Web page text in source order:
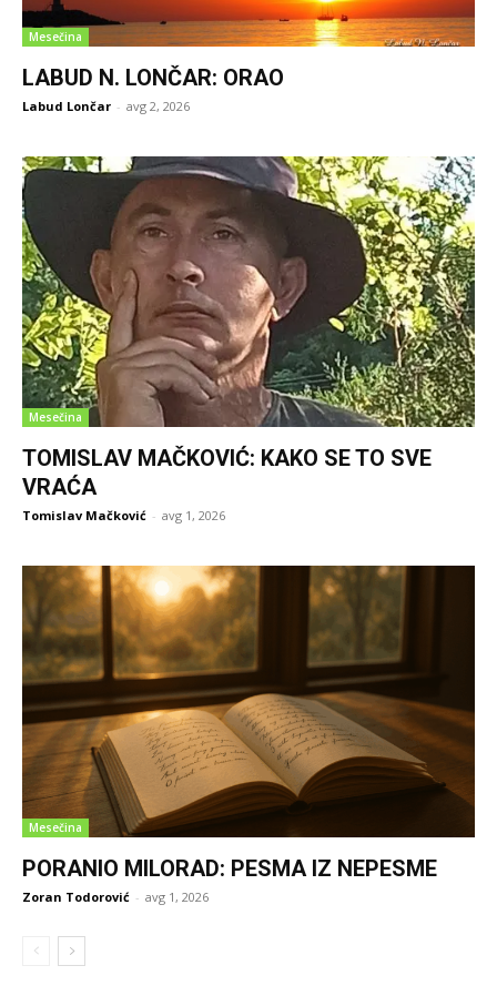
Mesečina
LABUD N. LONČAR: ORAO
Labud Lončar - avg 2, 2026
Mesečina
TOMISLAV MAČKOVIĆ: KAKO SE TO SVE
VRAĆA
Tomislav Mačković - avg 1, 2026
Mesečina
PORANIO MILORAD: PESMA IZ NEPESME
Zoran Todorović - avg 1, 2026